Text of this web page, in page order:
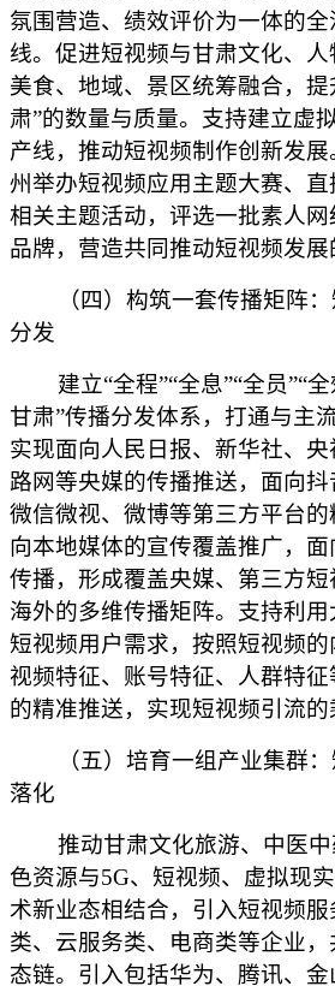
氛围营造、绩效评价为一体的
线。促进短视频与甘肃文化、人
美食、地域、景区统筹融合，提
肃”的数量与质量。支持建立虚
产线，推动短视频制作创新发
州举办短视频应用主题大赛、
相关主题活动，评选一批素人
品牌，营造共同推动短视频发展
（四）构筑一套传播矩阵：
分发
建立“全程”“全息”“全员”“全
甘肃”传播分发体系，打通与主
实现面向人民日报、新华社、
路网等央媒的传播推送，面向抖
微信微视、微博等第三方平台
向本地媒体的宣传覆盖推广，
传播，形成覆盖央媒、第三方短
海外的多维传播矩阵。支持利
短视频用户需求，按照短视频
视频特征、账号特征、人群特
的精准推送，实现短视频引流的
（五）培育一组产业集群：
落化
推动甘肃文化旅游、中医中
色资源与5G、短视频、虚拟现
术新业态相结合，引入短视频
类、云服务类、电商类等企业
态链。引入包括华为、腾讯、